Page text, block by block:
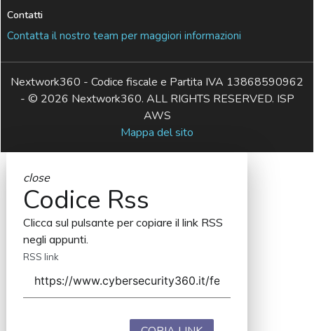
Contatti
Contatta il nostro team per maggiori informazioni
Nextwork360 - Codice fiscale e Partita IVA 13868590962
- © 2026 Nextwork360. ALL RIGHTS RESERVED. ISP
AWS
Mappa del sito
close
Codice Rss
Clicca sul pulsante per copiare il link RSS
negli appunti.
RSS link